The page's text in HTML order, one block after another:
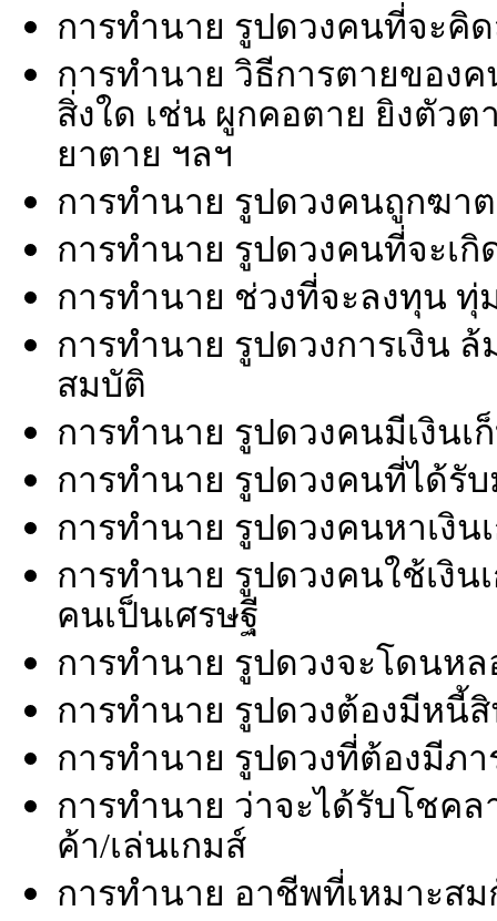
การทำนาย รูปดวงคนที่จะคิ
การทำนาย วิธีการตายของ
สิ่งใด เช่น ผูกคอตาย ยิงตัว
ยาตาย ฯลฯ
การทำนาย รูปดวงคนถูกฆา
การทำนาย รูปดวงคนที่จะเ
การทำนาย ช่วงที่จะลงทุน ทุ่
การทำนาย รูปดวงการเงิน
สมบัติ
การทำนาย รูปดวงคนมีเงิน
การทำนาย รูปดวงคนที่ได้รั
การทำนาย รูปดวงคนหาเงิน
การทำนาย รูปดวงคนใช้เงิน
คนเป็นเศรษฐี
การทำนาย รูปดวงจะโดนห
การทำนาย รูปดวงต้องมีหนี้
การทำนาย รูปดวงที่ต้องมีภา
การทำนาย ว่าจะได้รับโชคล
ค้า/เล่นเกมส์
การทำนาย อาชีพที่เหมาะส